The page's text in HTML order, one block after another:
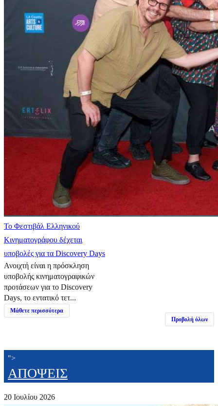
Το Φεστιβάλ Ελληνικού
Κινηματογράφου δέχεται
υποβολές για τα Discovery Days
Ανοιχτή είναι η πρόσκληση
υποβολής κινηματογραφικών
προτάσεων για το Discovery
Days, το εντατικό τετ...
Μάθετε περισσότερα
Προβολή όλων
">
ΑΠΟΨΕΙΣ
20 Ιουλίου 2026